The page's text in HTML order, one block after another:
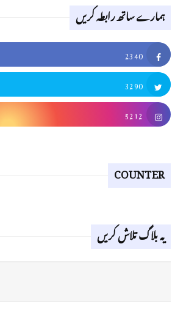
ہمارے ساتھ رابطہ کریں
2340
3290
5212
COUNTER
یہ بلاگ تلاش کریں